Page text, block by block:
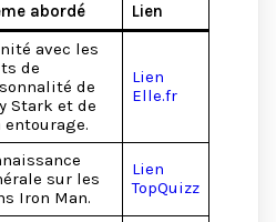
abordé
Lien
avec les
de
de
Stark et de
entourage.
Lien
Elle.fr
sur les
Iron Man.
Lien
TopQuizz